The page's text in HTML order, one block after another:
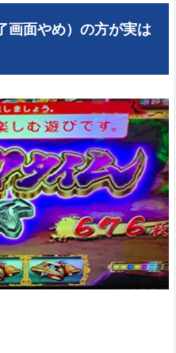
画面やめ）の方が実は